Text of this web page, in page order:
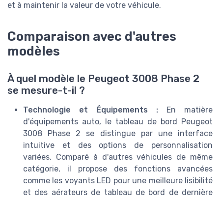
et à maintenir la valeur de votre véhicule.
Comparaison avec d'autres
modèles
À quel modèle le Peugeot 3008 Phase 2
se mesure-t-il ?
Technologie et Équipements : En matière
d'équipements auto, le tableau de bord Peugeot
3008 Phase 2 se distingue par une interface
intuitive et des options de personnalisation
variées. Comparé à d'autres véhicules de même
catégorie, il propose des fonctions avancées
comme les voyants LED pour une meilleure lisibilité
et des aérateurs de tableau de bord de dernière